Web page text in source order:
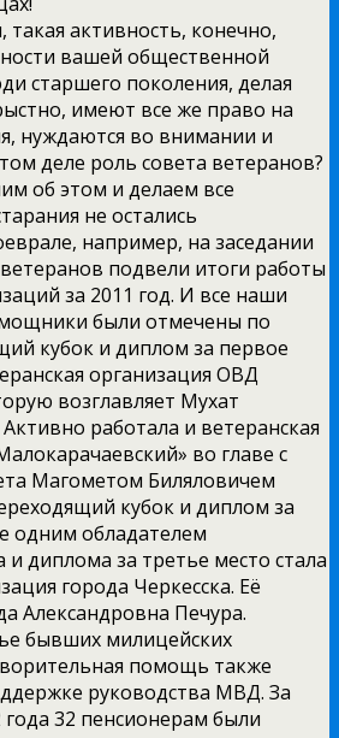
такая активность, конечно,
вашей общественной
старшего поколения, делая
имеют все же право на
нуждаются во внимании и
деле роль совета ветеранов?
об этом и делаем все
не остались
например, на заседании
подвели итоги работы
за 2011 год. И все наши
были отмечены по
кубок и диплом за первое
организация ОВД
возглавляет Мухат
работала и ветеранская
во главе с
Магометом Биляловичем
кубок и диплом за
одним обладателем
и диплома за третье место стала
города Черкесска. Её
Александровна Печура.
бывших милицейских
помощь также
руководства МВД. За
32 пенсионерам были